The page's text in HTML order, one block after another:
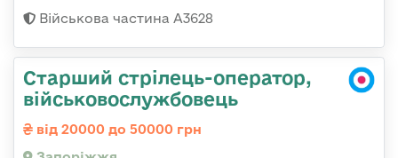
Військова частина А3628
Старший стрілець-оператор,
військовослужбовець
від 20000 до 50000 грн